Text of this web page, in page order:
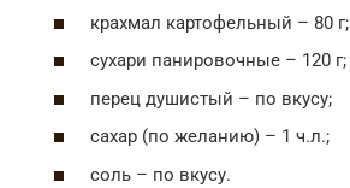
крахмал картофельный – 80 г;
сухари панировочные – 120 г;
перец душистый – по вкусу;
сахар (по желанию) – 1 ч.л.;
соль – по вкусу.